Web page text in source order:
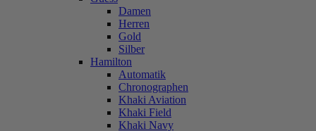
Damen
Herren
Gold
Silber
Hamilton
Automatik
Chronographen
Khaki Aviation
Khaki Field
Khaki Navy